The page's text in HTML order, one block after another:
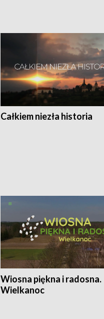
Całkiem niezła historia
Wiosna piękna i radosna.
Wielkanoc